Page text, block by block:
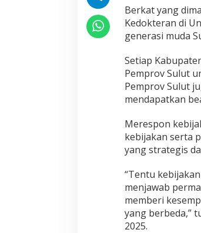
Berkat yang
Kedokteran di
generasi muda
Setiap
Pemprov Sulut
Pemprov Sulut
mendapatkan
Merespon
kebijakan serta
yang strategis
“Tentu
menjawab
memberi
yang berbeda,”
2025.